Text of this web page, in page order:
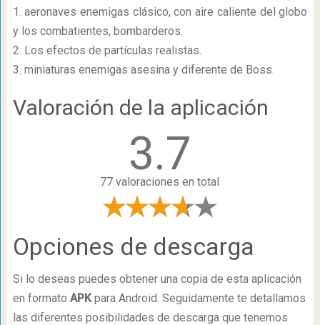
1. aeronaves enemigas clásico, con aire caliente del globo
y los combatientes, bombarderos.
2. Los efectos de partículas realistas.
3. miniaturas enemigas asesina y diferente de Boss.
Valoración de la aplicación
3.7
77 valoraciones en total
Opciones de descarga
Si lo deseas puedes obtener una copia de esta aplicación
en formato APKpara Android. Seguidamente te detallamos
las diferentes posibilidades de descarga que tenemos